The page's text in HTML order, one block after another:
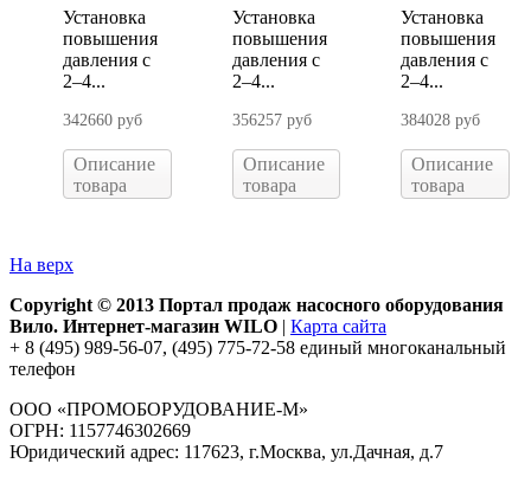
Установка
повышения
давления с
2–4...
342660 руб
Описание
товара
Установка
повышения
давления с
2–4...
356257 руб
Описание
товара
Установка
повышения
давления с
2–4...
384028 руб
Описание
товара
На верх
Copyright © 2013 Портал продаж насосного оборудования
Вило. Интернет-магазин WILO | Карта сайта
+ 8 (495) 989-56-07, (495) 775-72-58 единый многоканальный
телефон
ООО «ПРОМОБОРУДОВАНИЕ-М»
ОГРН: 1157746302669
Юридический адрес: 117623, г.Москва, ул.Дачная, д.7